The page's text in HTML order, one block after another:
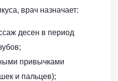
врач назначает:
десен в период
привычками
и пальцев);